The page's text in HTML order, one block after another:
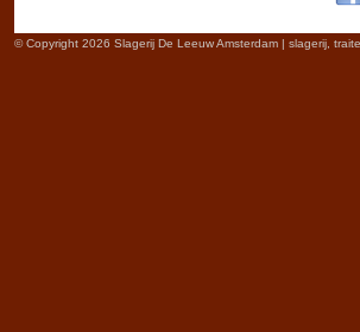
© Copyright 2026 Slagerij De Leeuw Amsterdam | slagerij,